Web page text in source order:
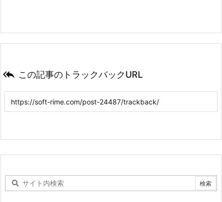
 この記事のトラックバックURL